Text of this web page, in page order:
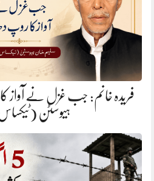
فریدہ خانم: جب غزل نے آواز
ہیوسٹن